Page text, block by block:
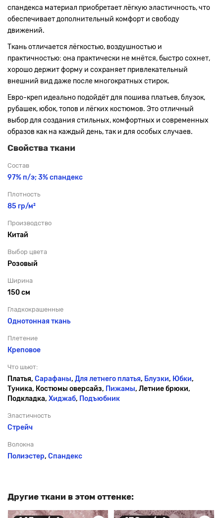
спандекса материал приобретает лёгкую эластичность, что
обеспечивает дополнительный комфорт и свободу
движений.
Ткань отличается лёгкостью, воздушностью и
практичностью: она практически не мнётся, быстро сохнет,
хорошо держит форму и сохраняет привлекательный
внешний вид даже после многократных стирок.
Евро-креп идеально подойдёт для пошива платьев, блузок,
рубашек, юбок, топов и лёгких костюмов. Это отличный
выбор для создания стильных, комфортных и современных
образов как на каждый день, так и для особых случаев.
Свойства ткани
Состав
97% п/э; 3% спандекс
Плотность
85 гр/м²
Производство
Китай
Выбор цвета
Розовый
Ширина
150 см
Гладкокрашенные
Однотонная ткань
Плетение
Креповое
Что шьют:
Платья, Сарафаны, Для летнего платья, Блузки, Юбки,
Туника, Костюмы оверсайз, Пижамы, Летние брюки,
Подкладка, Хиджаб, Подъюбник
Эластичность
Стрейч
Волокна
Полиэстер, Спандекс
Другие ткани в этом оттенке: